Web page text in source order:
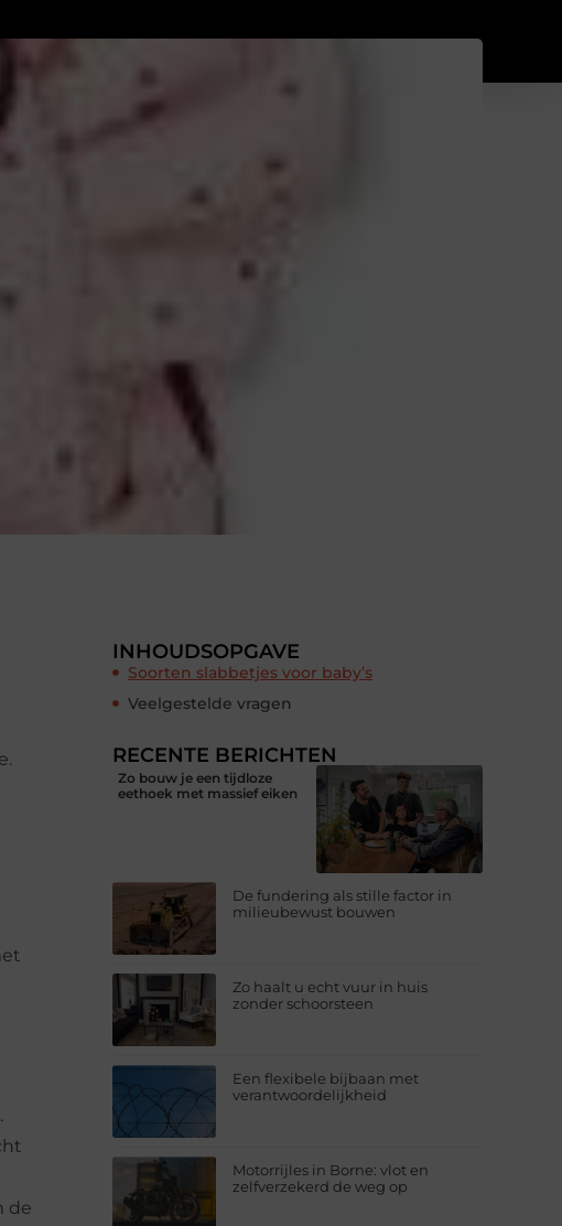
de
INHOUDSOPGAVE
Soorten slabbetjes voor baby’s
Veelgestelde vragen
RECENTE BERICHTEN
Zo bouw je een tijdloze
eethoek met massief eiken
De fundering als stille factor in
milieubewust bouwen
Zo haalt u echt vuur in huis
zonder schoorsteen
Een flexibele bijbaan met
verantwoordelijkheid
Motorrijles in Borne: vlot en
zelfverzekerd de weg op